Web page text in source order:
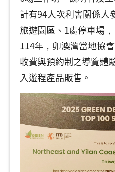
計有94人次利害關係人
旅遊園區、1處停車場
114年，卯澳灣當地協
收費與預約制之導覽體
入遊程產品販售。